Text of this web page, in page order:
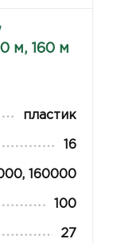
м, 160 м
пластик
16
160000
100
27